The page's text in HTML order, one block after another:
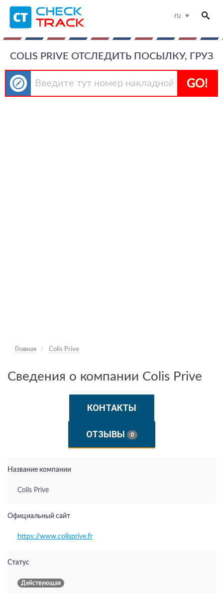
ru
COLIS PRIVE ОТСЛЕДИТЬ ПОСЫЛКУ, ГРУЗ
GO!
Главная Colis Prive
Сведения о компании Colis Prive
КОНТАКТЫ
ОТЗЫВЫ 0
Название компании
Colis Prive
Официальный сайт
https://www.colisprive.fr
Статус
Действующая